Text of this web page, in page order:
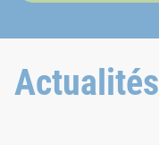
Actualités